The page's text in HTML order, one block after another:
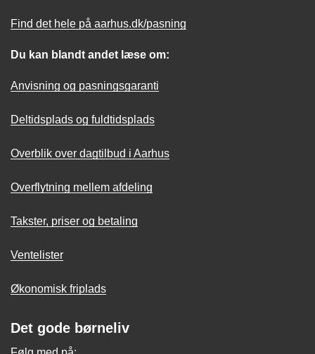
Find det hele på aarhus.dk/pasning
Du kan blandt andet læse om:
Anvisning og pasningsgaranti
Deltidsplads og fuldtidsplads
Overblik over dagtilbud i Aarhus
Overflytning mellem afdeling
Takster, priser og betaling
Ventelister
Økonomisk friplads
Det gode børneliv